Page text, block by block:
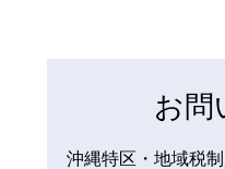
お問
沖縄特区・地域税